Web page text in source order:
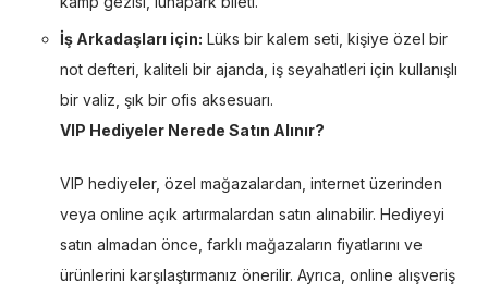
İş Arkadaşları için: Lüks bir kalem seti, kişiye özel bir
not defteri, kaliteli bir ajanda, iş seyahatleri için kullanışlı
bir valiz, şık bir ofis aksesuarı.
VIP Hediyeler Nerede Satın Alınır?
VIP hediyeler, özel mağazalardan, internet üzerinden
veya online açık artırmalardan satın alınabilir. Hediyeyi
satın almadan önce, farklı mağazaların fiyatlarını ve
ürünlerini karşılaştırmanız önerilir. Ayrıca, online alışveriş